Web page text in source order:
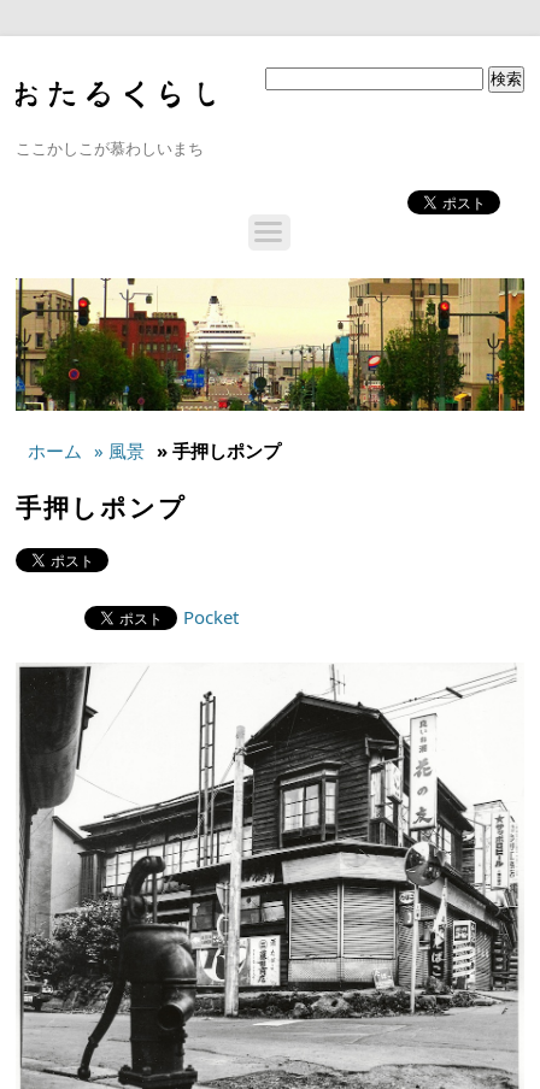
ここかしこが慕わしいまち
ホーム » 風景 » 手押しポンプ
手押しポンプ
Pocket